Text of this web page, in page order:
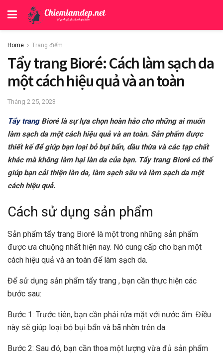
Home Trang điểm
Tẩy trang Bioré: Cách làm sạch da
một cách hiệu quả và an toàn
Tháng 2 25, 2023
Tẩy trangBioré là sự lựa chọn hoàn hảo cho những ai muốn
làm sạch da một cách hiệu quả và an toàn. Sản phẩm được
thiết kế để giúp bạn loại bỏ bụi bẩn, dầu thừa và các tạp chất
khác mà không làm hại làn da của bạn. Tẩy trang Bioré có thể
giúp bạn cải thiện làn da, làm sạch sâu và làm sạch da một
cách hiệu quả.
Cách sử dụng sản phẩm
Sản phẩm tẩy trang Bioré là một trong những sản phẩm
được ưa chuộng nhất hiện nay. Nó cung cấp cho bạn một
cách hiệu quả và an toàn để làm sạch da.
Để sử dụng sản phẩm tẩy trang , bạn cần thực hiện các
bước sau:
Bước 1: Trước tiên, bạn cần phải rửa mặt với nước ấm. Điều
này sẽ giúp loại bỏ bụi bẩn và bã nhờn trên da.
Bước 2: Sau đó, bạn cần thoa một lượng vừa đủ sản phẩm